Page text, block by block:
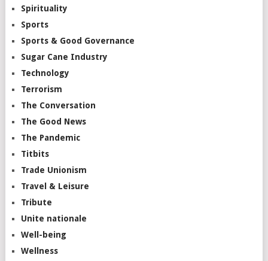
Spirituality
Sports
Sports & Good Governance
Sugar Cane Industry
Technology
Terrorism
The Conversation
The Good News
The Pandemic
Titbits
Trade Unionism
Travel & Leisure
Tribute
Unite nationale
Well-being
Wellness